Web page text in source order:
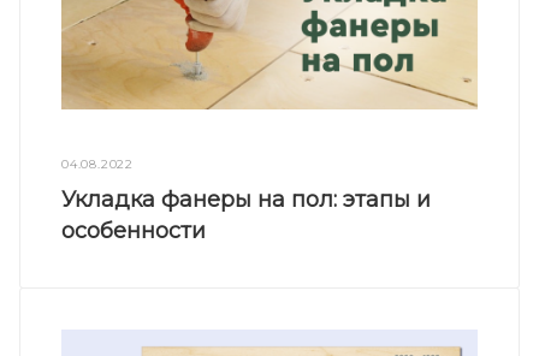
04.08.2022
Укладка фанеры на пол: этапы и
особенности